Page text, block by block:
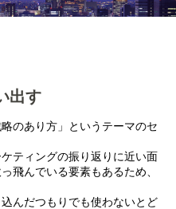
出す
のあり方」というテーマのセ
ティングの振り返りに近い面
飛んでいる要素もあるため、
んだつもりでも使わないとど